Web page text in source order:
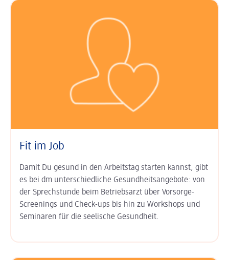
Fit im Job
Damit Du gesund in den Arbeits­tag starten kannst, gibt
es bei dm unter­schied­liche Gesundheits­angebote: von
der Sprech­stunde beim Betriebs­arzt über Vor­sorge-
Screenings und Check-ups bis hin zu Work­shops und
Semi­naren für die seelische Gesund­heit.